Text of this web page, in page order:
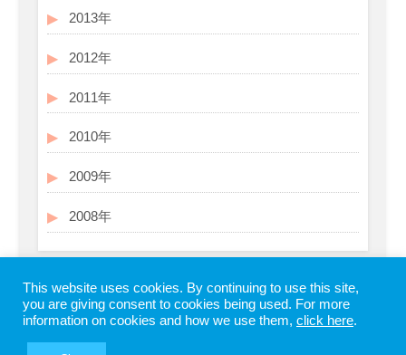
2013年
2012年
2011年
2010年
2009年
2008年
This website uses cookies. By continuing to use this site,
you are giving consent to cookies being used. For more
information on cookies and how we use them, click here.